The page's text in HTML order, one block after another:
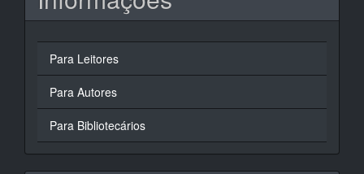
Para Leitores
Para Autores
Para Bibliotecários